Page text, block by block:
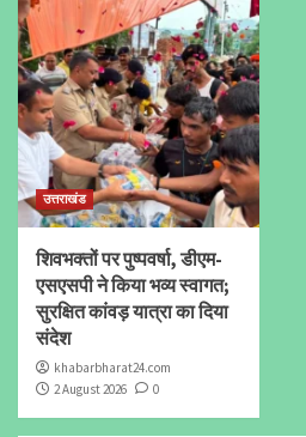
उत्तराखंड
शिवभक्तों पर पुष्पवर्षा, डीएम-
एसएसपी ने किया भव्य स्वागत;
सुरक्षित कांवड़ यात्रा का दिया
संदेश
khabarbharat24.com
2 August 2026
0